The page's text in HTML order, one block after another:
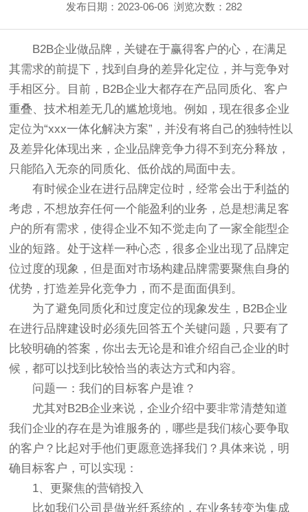
发布日期：2023-06-06 浏览次数： 282
B2B企业做品牌，关键在于赢得客户的心，在满足
其需求的前提下，找到自身的差异化定位，并与竞争对
手相区分。目前，B2B企业大都存在产品同质化、客户
重叠、技术相差无几的尴尬境地。例如，现在很多企业
定位为“xxx一体化解决方案”，并没有将自己的独特性以
及差异化体现出来，企业品牌竞争力得不到充分释放，
只能陷入无奈的同质化、低价战的局面中去。
有时候企业在进行品牌定位时，经常会出于利益的
考虑，不想放弃任何一个能盈利的业务，总是想满足客
户的所有需求，使得企业不知不觉走向了一家全能型企
业的短路。处于这样一种心态，很多企业出现了品牌定
位过度的现象，但是面对市场构建品牌需要聚焦自身的
优势，打造差异化竞争力，而不是面面俱到。
为了避免同质化和过度定位的现象发生，B2B企业
在进行品牌建设时必须先回答五个关键问题，只要有了
比较明确的答案，你出去无论是和谁介绍自己企业的时
候，都可以找到比较恰当的表达方式和内容。
问题一：我们的目标客户是谁？
尤其对B2B企业来说，企业介绍中要非常清楚知道
我们企业的存在是为谁服务的，哪些是我们核心要争取
的客户？比起对手他们更愿意选择我们？具体来说，明
确目标客户，可以实现：
1、更聚焦的营销投入
比如我们公司是做光纤系统的，在业务转变为集成